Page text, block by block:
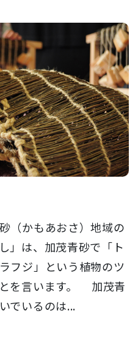
（かもあおさ）地域の
」は、加茂青砂で「ト
フジ」という植物のツ
を言います。 加茂青
でいるのは...